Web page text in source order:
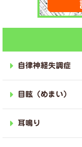
自律神経失調症
目眩（めまい）
耳鳴り